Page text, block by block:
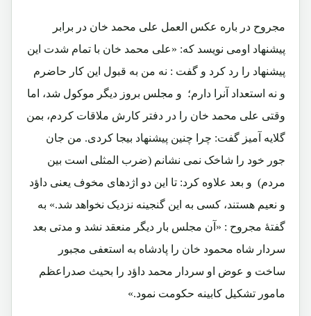
مجروح در باره عکس العمل علی محمد خان در برابر
پیشنهاد اومی نویسد که: «علی محمد خان با تمام شدت این
پیشنهاد را رد کرد و گفت : نه من به قبول این کار حاضرم
و نه استعداد آنرا دارم؛ و مجلس بروز دیگر موکول شد، اما
وقتی علی محمد خان را در دفتر کارش ملاقات کردم، بمن
گلایه آمیز گفت: چرا چنین پیشنهاد بیجا کردی. من جان
جور خود را شاخک نمی نشانم (ضرب المثلی است بین
مردم) و بعد علاوه کرد: تا این دو اژدهای مخوف یعنی داؤد
و نعیم هستند، کسی به این گنجینه نزدیک نخواهد شد.» به
گفتۀ مجروح : «آن مجلس بار دیگر منعقد نشد و مدتی بعد
سردار شاه محمود خان را پادشاه به استعفی مجبور
ساخت و عوض او سردار محمد داؤد را بحیث صدراعظم
مامور تشکیل کابینه حکومت نمود.»